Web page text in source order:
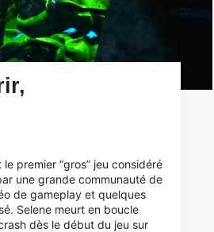
premier “gros” jeu considéré
une grande communauté de
de gameplay et quelques
Selene meurt en boucle
dès le début du jeu sur